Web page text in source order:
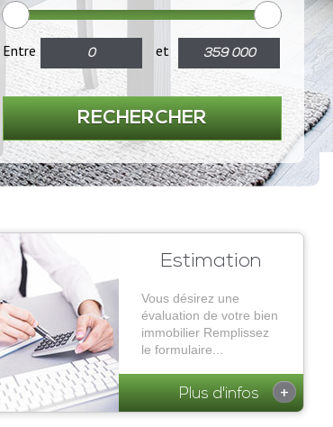
Entre et
RECHERCHER
Estimation
Vous désirez une
évaluation de votre bien
immobilier Remplissez
le formulaire...
Plus d'infos +